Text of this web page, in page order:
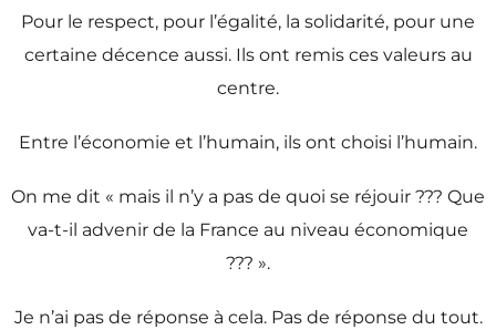
Pour le respect, pour l’égalité, la solidarité, pour une
certaine décence aussi. Ils ont remis ces valeurs au
centre.
Entre l’économie et l’humain, ils ont choisi l’humain.
On me dit « mais il n’y a pas de quoi se réjouir ??? Que
va-t-il advenir de la France au niveau économique
??? ».
Je n’ai pas de réponse à cela. Pas de réponse du tout.